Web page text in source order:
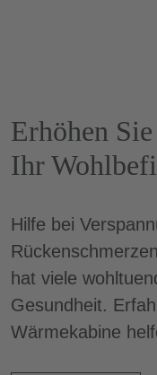
Erhöhen Sie
Ihr
Hilfe bei
hat viele
Gesundheit.
Wärmekabine